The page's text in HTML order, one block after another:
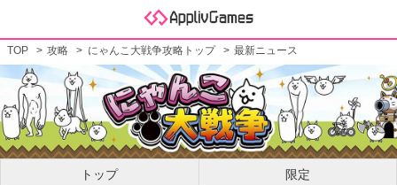
TOP 攻略 にゃんこ大戦争攻略トップ 最新ニュース
トップ 限定